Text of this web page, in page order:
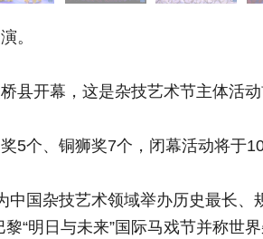
。
开幕，这是杂技艺术节主体活动
、铜狮奖7个，闭幕活动将于
杂技艺术领域举办历史最长、
“明日与未来”国际马戏节并称世